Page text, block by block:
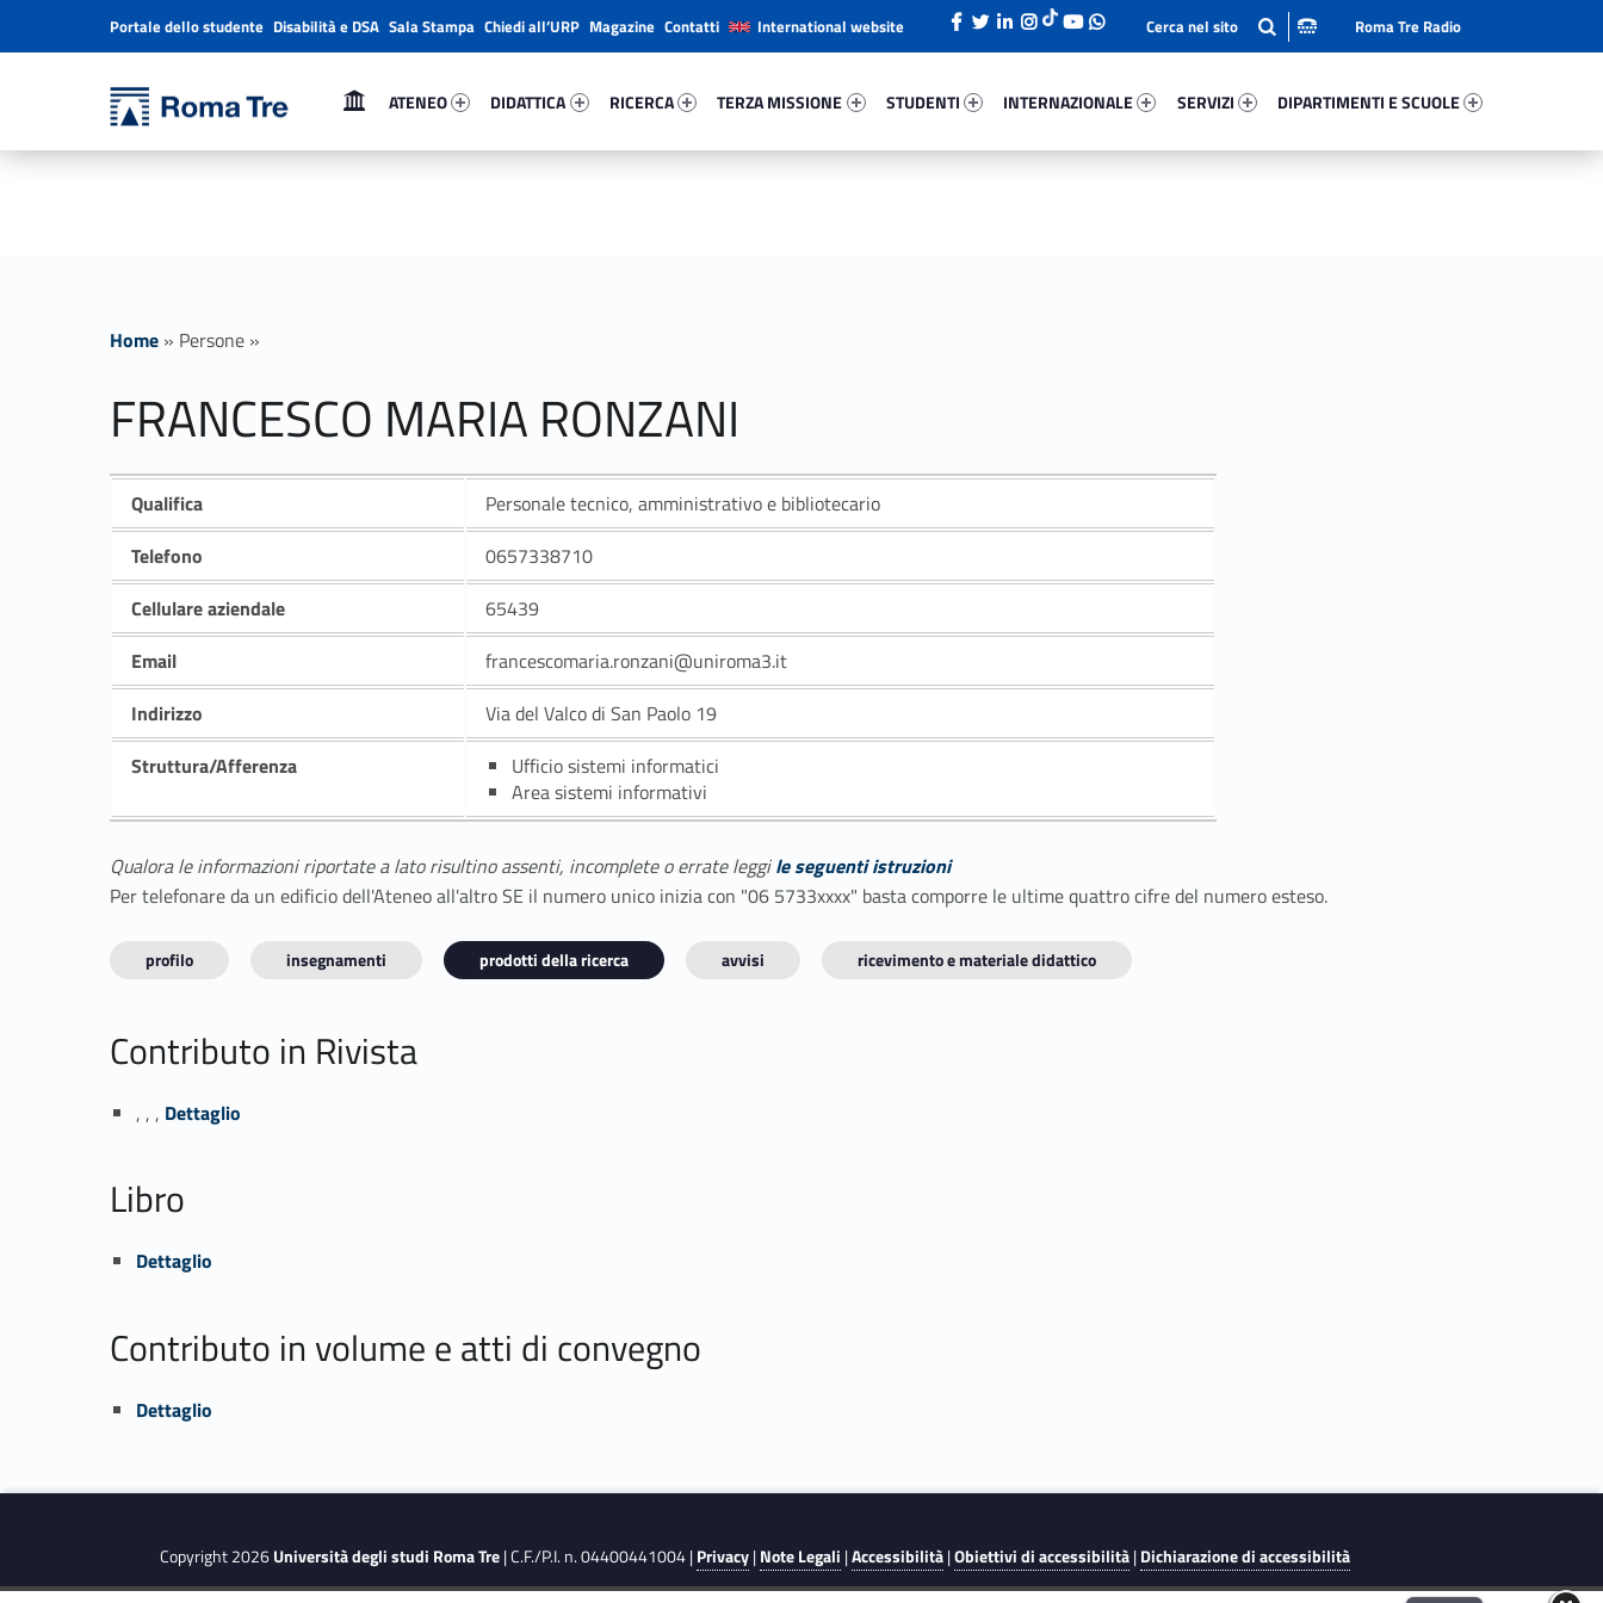
FRANCESCO MARIA RONZANI ricerca - Università Roma Tre
Primary Menu
ATENEO
DIDATTICA
RICERCA
TERZA MISSIONE
STUDENTI
INTERNAZIONALE
SERVIZI
DIPARTIMENTI E SCUOLE
Header info sidebar
Portale dello studente Disabilità e DSA Sala Stampa Chiedi all’URP Magazine Contatti International website Roma Tre Radio
Home » Persone »
FRANCESCO MARIA RONZANI
Qualifica
Personale tecnico, amministrativo e bibliotecario
Telefono
0657338710
Cellulare aziendale
65439
Email
francescomaria.ronzani@uniroma3.it
Indirizzo
Via del Valco di San Paolo 19
Struttura/Afferenza
Ufficio sistemi informatici
Area sistemi informativi
Qualora le informazioni riportate a lato risultino assenti, incomplete o errate leggile seguenti istruzioni
Per telefonare da un edificio dell'Ateneo all'altro SE il numero unico inizia con "06 5733xxxx" basta comporre le ultime quattro cifre del numero esteso.
profilo insegnamenti prodotti della ricerca avvisi ricevimento e materiale didattico
Contributo in Rivista
, , , Link identifier #identifier_person_181402-1
Dettaglio
Libro
Link identifier #identifier_person_156444-2
Dettaglio
Contributo in volume e atti di convegno
Link identifier #identifier_person_169398-3
Dettaglio
Copyright 2026Università degli studi Roma Tre| C.F./P.I. n. 04400441004 |Privacy|Note Legali |Accessibilità|Obiettivi di accessibilità|Dichiarazione di accessibilità